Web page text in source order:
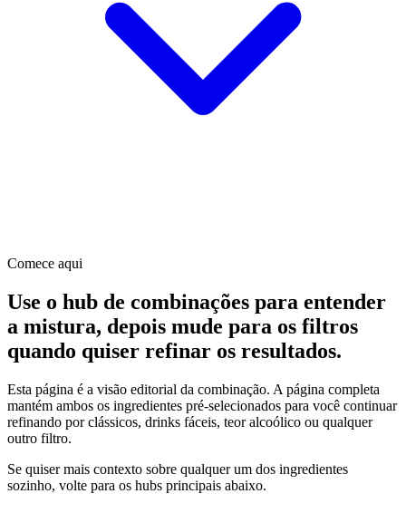
Comece aqui
Use o hub de combinações para entender
a mistura, depois mude para os filtros
quando quiser refinar os resultados.
Esta página é a visão editorial da combinação. A página completa
mantém ambos os ingredientes pré-selecionados para você continuar
refinando por clássicos, drinks fáceis, teor alcoólico ou qualquer
outro filtro.
Se quiser mais contexto sobre qualquer um dos ingredientes
sozinho, volte para os hubs principais abaixo.